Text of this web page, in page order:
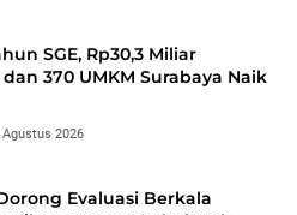
SGE, Rp30,3 Miliar
370 UMKM Surabaya Naik
Agustus 2026
Evaluasi Berkala